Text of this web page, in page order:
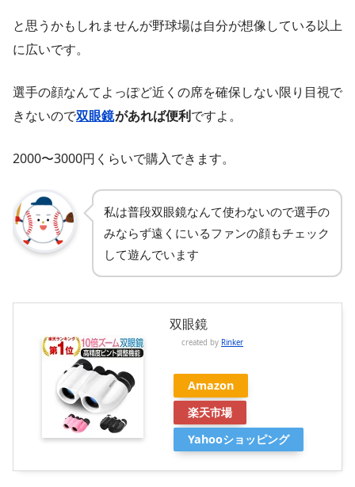
と思うかもしれませんが野球場は自分が想像している以上
に広いです。
選手の顔なんてよっぽど近くの席を確保しない限り目視で
きないので双眼鏡があれば便利ですよ。
2000〜3000円くらいで購入できます。
私は普段双眼鏡なんて使わないので選手の
みならず遠くにいるファンの顔もチェック
して遊んでいます
双眼鏡
created by Rinker
Amazon
楽天市場
Yahooショッピング